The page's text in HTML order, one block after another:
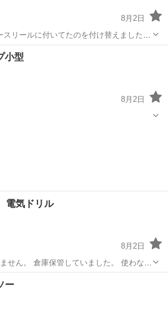
8月2日
スリールに付いてたのを付け替えました。
駅 その他
小型
8月2日
電気ドリル
8月2日
せん。 倉庫保管していました。 使わない
ルチャック その他の電動工具も出品して
に繋げて空回して動作確認しました。 実
駅
ー